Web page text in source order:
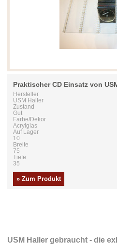
Praktischer CD Einsatz von
Hersteller
USM Haller
Zustand
Gut
Farbe/Dekor
Acrylglas
Auf Lager
10
Breite
75
Tiefe
35
» Zum Produkt
USM Haller gebraucht - die